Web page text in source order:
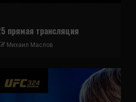
прямая трансляция
Михаил Маслов